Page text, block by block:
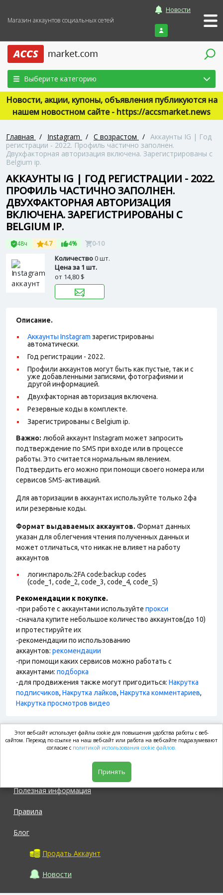
Магазин аккаунтов социальных сетей
Новости
Войти
Выберите категорию
Новости, акции, купоны, объявления публикуются на
нашем новостном сайте - https://accsmarket.news
Главная / Instagram / С возрастом / Аккаунты IG | Год
регистрации - 2022. Профиль частично заполнен.
Двухфакторная авторизация включена. Зарегистрированы с
Belgium ip.
АККАУНТЫ IG | ГОД РЕГИСТРАЦИИ - 2022.
ПРОФИЛЬ ЧАСТИЧНО ЗАПОЛНЕН.
ДВУХФАКТОРНАЯ АВТОРИЗАЦИЯ
ВКЛЮЧЕНА. ЗАРЕГИСТРИРОВАНЫ С
BELGIUM IP.
48ч 4.7 4% 0-10
Количество0 шт.
Цена за 1 шт.
от 14,80 $
Описание.
Аккаунты Instagram зарегистрированы
автоматически.
Год регистрации - 2022.
Профили аккаунтов могут быть как пустые, так и с
уже добавленными записями, фотографиями и
другой информацией.
Двухфакторная авторизация включена.
Резервные коды в комплекте.
Зарегистрированы с Belgium ip.
Важно: любой аккаунт Instagram может запросить
подтверждение по SMS при входе или в процессе
работы. Это считается нормальным явлением.
Подтвердить его можно при помощи своего номера или
сервисов SMS-активаций.
Для авторизации в аккаунтах используйте только 2фа
или резервные коды.
Формат выдаваемых аккаунтов. Формат данных
указан для облегчения чтения полученных данных и
может отличаться, что никак не влияет на работу
аккаунтов
логин:пароль:2FA code:backup codes
(code_1, code_2, code_3, code_4, code_5)
Рекомендации к покупке.
-при работе с аккаунтами используйте прокси
-сначала купите небольшое количество аккаунтов(до 10)
и протестируйте их
-рекомендации по использованию
аккаунтов: рекомендации
-при помощи каких сервисов можно работать с
аккаунтами: подборка
-для продвижения также могут пригодиться: Накрутка
подписчиков, Накрутка лайков, Накрутка комментариев,
Накрутка просмотров видео
market.com
Полезная информация
Правила
Блог
Продать Аккаунт
Новости
Этот веб-сайт использует файлы cookie для повышения удобства работы с веб-
сайтом. Переход по ссылке на наш веб-сайт или работа на веб-сайте подразумевают
согласие с политикой использования cookie файлов.
Принять